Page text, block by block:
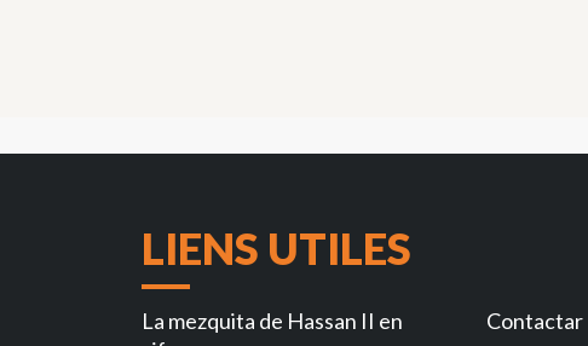
LIENS UTILES
La mezquita de Hassan II en
Contactar